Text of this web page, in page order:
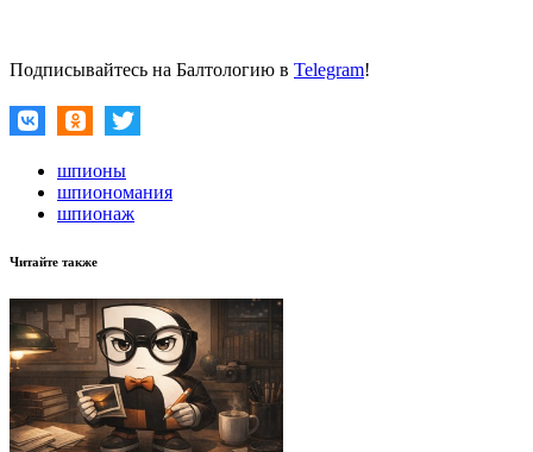
Подписывайтесь на Балтологию в Telegram!
шпионы
шпиономания
шпионаж
Читайте также